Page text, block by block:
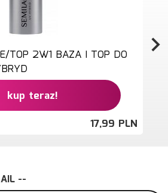
TOP 2W1 BAZA I TOP DO
kup teraz!
17,99 PLN
--